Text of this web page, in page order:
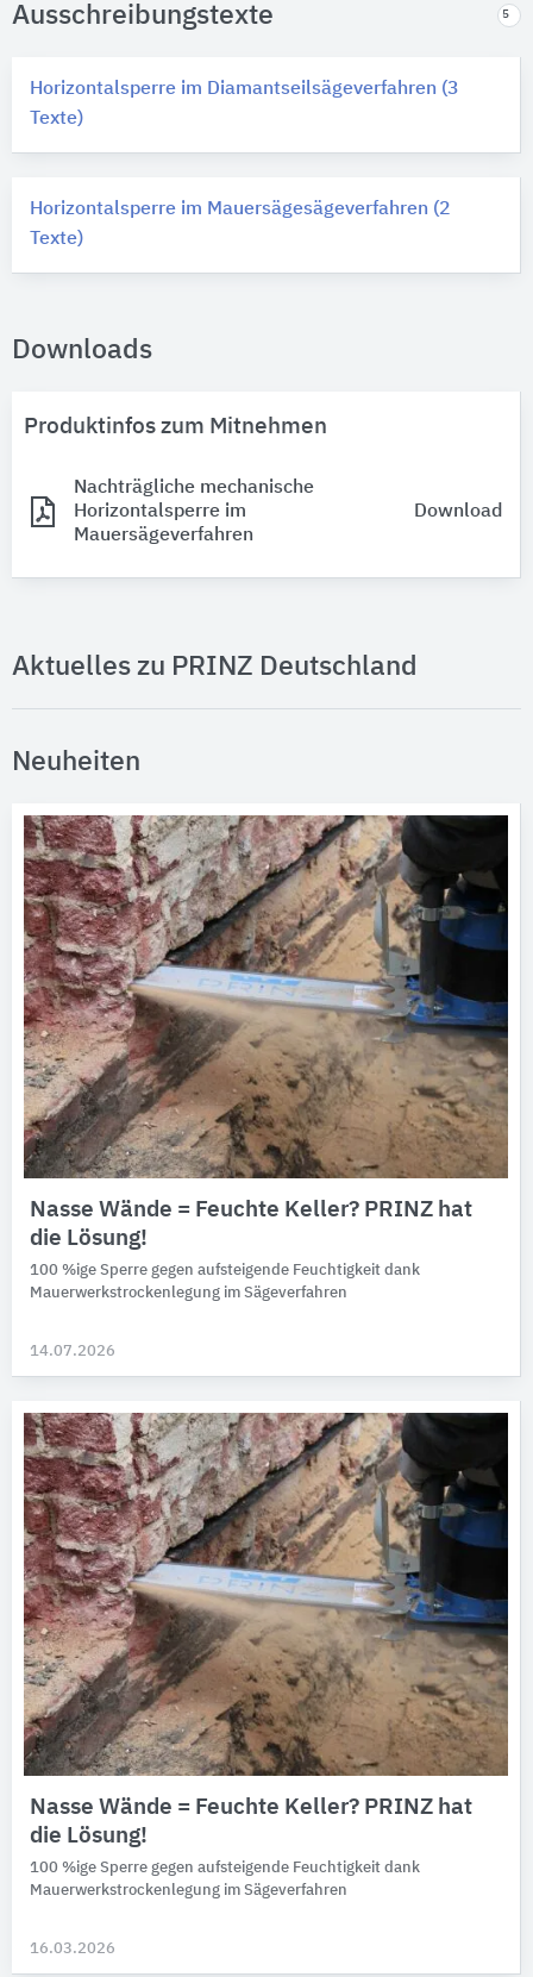
Ausschreibungstexte 5
Horizontalsperre im Diamantseilsägeverfahren (3
Texte)
Horizontalsperre im Mauersägesägeverfahren (2
Texte)
Downloads
Produktinfos zum Mitnehmen
Nachträgliche mechanische
Horizontalsperre im
Mauersägeverfahren
Download
Aktuelles zu PRINZ Deutschland
Neuheiten
Nasse Wände = Feuchte Keller? PRINZ hat
die Lösung!
100 %ige Sperre gegen aufsteigende Feuchtigkeit dank
Mauerwerkstrockenlegung im Sägeverfahren
14.07.2026
Nasse Wände = Feuchte Keller? PRINZ hat
die Lösung!
100 %ige Sperre gegen aufsteigende Feuchtigkeit dank
Mauerwerkstrockenlegung im Sägeverfahren
16.03.2026